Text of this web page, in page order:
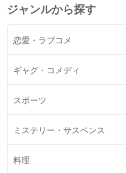
ジャンルから探す
恋愛・ラブコメ
ギャグ・コメディ
スポーツ
ミステリー・サスペンス
料理